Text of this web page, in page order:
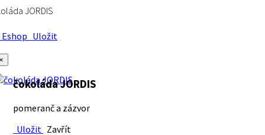
JORDIS
Uložit
čokoláda JORDIS
pomeranč a zázvor
Uložit Zavřít